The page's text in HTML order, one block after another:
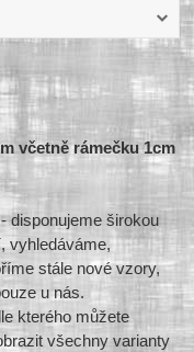
včetně rámečku 1cm
disponujeme širokou
vyhledáváme,
stále nové vzory,
u nás.
kterého můžete
všechny varianty